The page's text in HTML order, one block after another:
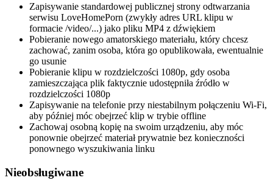
Zapisywanie standardowej publicznej strony odtwarzania
serwisu LoveHomePorn (zwykły adres URL klipu w
formacie /video/...) jako pliku MP4 z dźwiękiem
Pobieranie nowego amatorskiego materiału, który chcesz
zachować, zanim osoba, która go opublikowała, ewentualnie
go usunie
Pobieranie klipu w rozdzielczości 1080p, gdy osoba
zamieszczająca plik faktycznie udostępniła źródło w
rozdzielczości 1080p
Zapisywanie na telefonie przy niestabilnym połączeniu Wi-Fi,
aby później móc obejrzeć klip w trybie offline
Zachowaj osobną kopię na swoim urządzeniu, aby móc
ponownie obejrzeć materiał prywatnie bez konieczności
ponownego wyszukiwania linku
Nieobsługiwane